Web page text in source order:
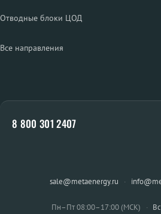
Отводные блоки ЦОД
Все направления
8 800 301 2407
sale@metaenergy.ru ·
Пн–Пт 08:00–17:00 (МСК) ·